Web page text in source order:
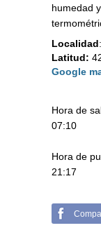
humedad
Localidad:
Latitud:
Google
Hora de
07:10
Hora de
21:17